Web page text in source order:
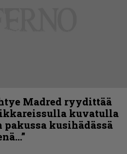
Madred ryydittää
kuvatulla
kusihädässä